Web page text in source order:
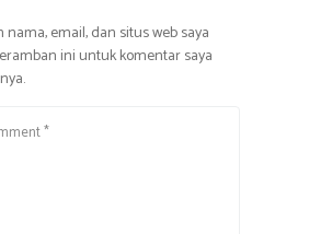
nama, email, dan situs web saya
ini untuk komentar saya